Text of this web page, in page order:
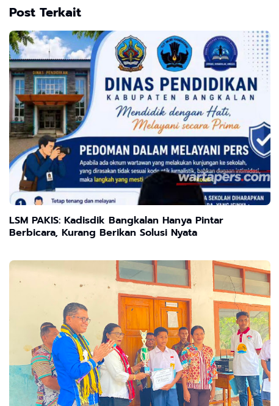
Post Terkait
LSM PAKIS: Kadisdik Bangkalan Hanya Pintar
Berbicara, Kurang Berikan Solusi Nyata